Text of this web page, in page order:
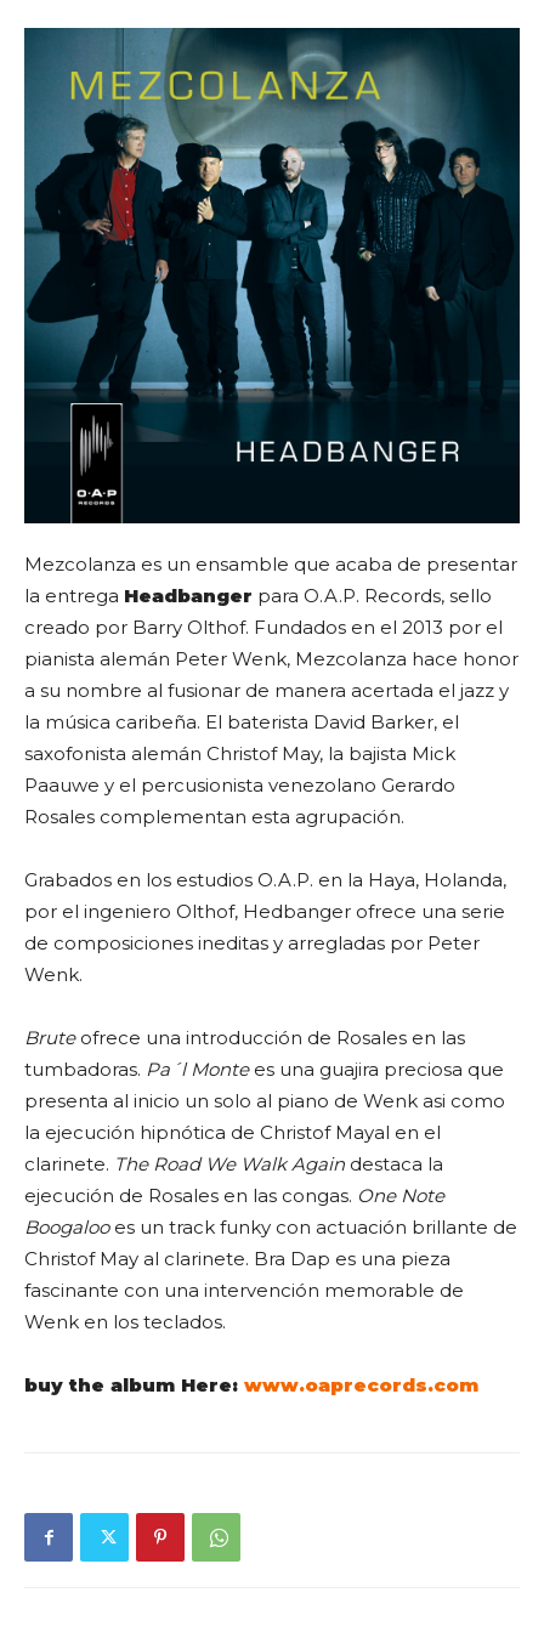
Mezcolanza es un ensamble que acaba de presentar
la entrega Headbanger para O.A.P. Records, sello
creado por Barry Olthof. Fundados en el 2013 por el
pianista alemán Peter Wenk, Mezcolanza hace honor
a su nombre al fusionar de manera acertada el jazz y
la música caribeña. El baterista David Barker, el
saxofonista alemán Christof May, la bajista Mick
Paauwe y el percusionista venezolano Gerardo
Rosales complementan esta agrupación.
Grabados en los estudios O.A.P. en la Haya, Holanda,
por el ingeniero Olthof, Hedbanger ofrece una serie
de composiciones ineditas y arregladas por Peter
Wenk.
Bruteofrece una introducción de Rosales en las
tumbadoras. Pa´l Monte es una guajira preciosa que
presenta al inicio un solo al piano de Wenk asi como
la ejecución hipnótica de Christof Mayal en el
clarinete. The Road We Walk Again destaca la
ejecución de Rosales en las congas. One Note
Boogaloo es un track funky con actuación brillante de
Christof May al clarinete. Bra Dap es una pieza
fascinante con una intervención memorable de
Wenk en los teclados.
buy the album Here: www.oaprecords.com